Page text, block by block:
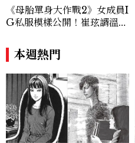
《母胎單身大作戰2》女成員I
G私服模樣公開！崔玹諝溫柔
低調千金？
本週熱門